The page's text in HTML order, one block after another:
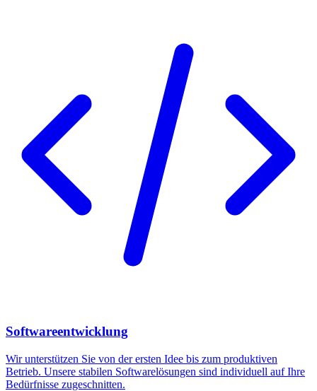
Softwareentwicklung
Wir unterstützen Sie von der ersten Idee bis zum produktiven
Betrieb. Unsere stabilen Softwarelösungen sind individuell auf Ihre
Bedürfnisse zugeschnitten.